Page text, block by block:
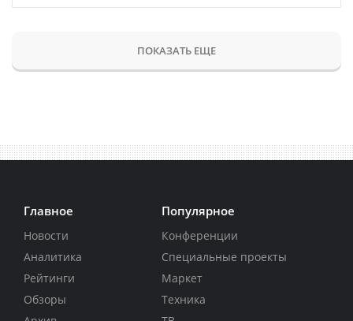
ПОКАЗАТЬ ЕЩЕ
Главное
Новости
Аналитика
Рейтинги
Обзоры
Популярное
Конференции
Специальные проекты
Маркет
Техника